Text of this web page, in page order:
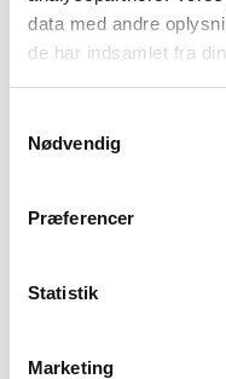
data med andre
de har indsamlet fra
Nødvendig
Præferencer
Statistik
Marketing